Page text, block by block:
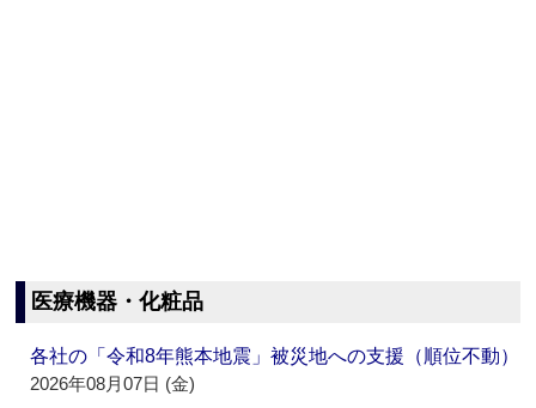
医療機器・化粧品
各社の「令和8年熊本地震」被災地への支援（順位不動）
2026年08月07日 (金)